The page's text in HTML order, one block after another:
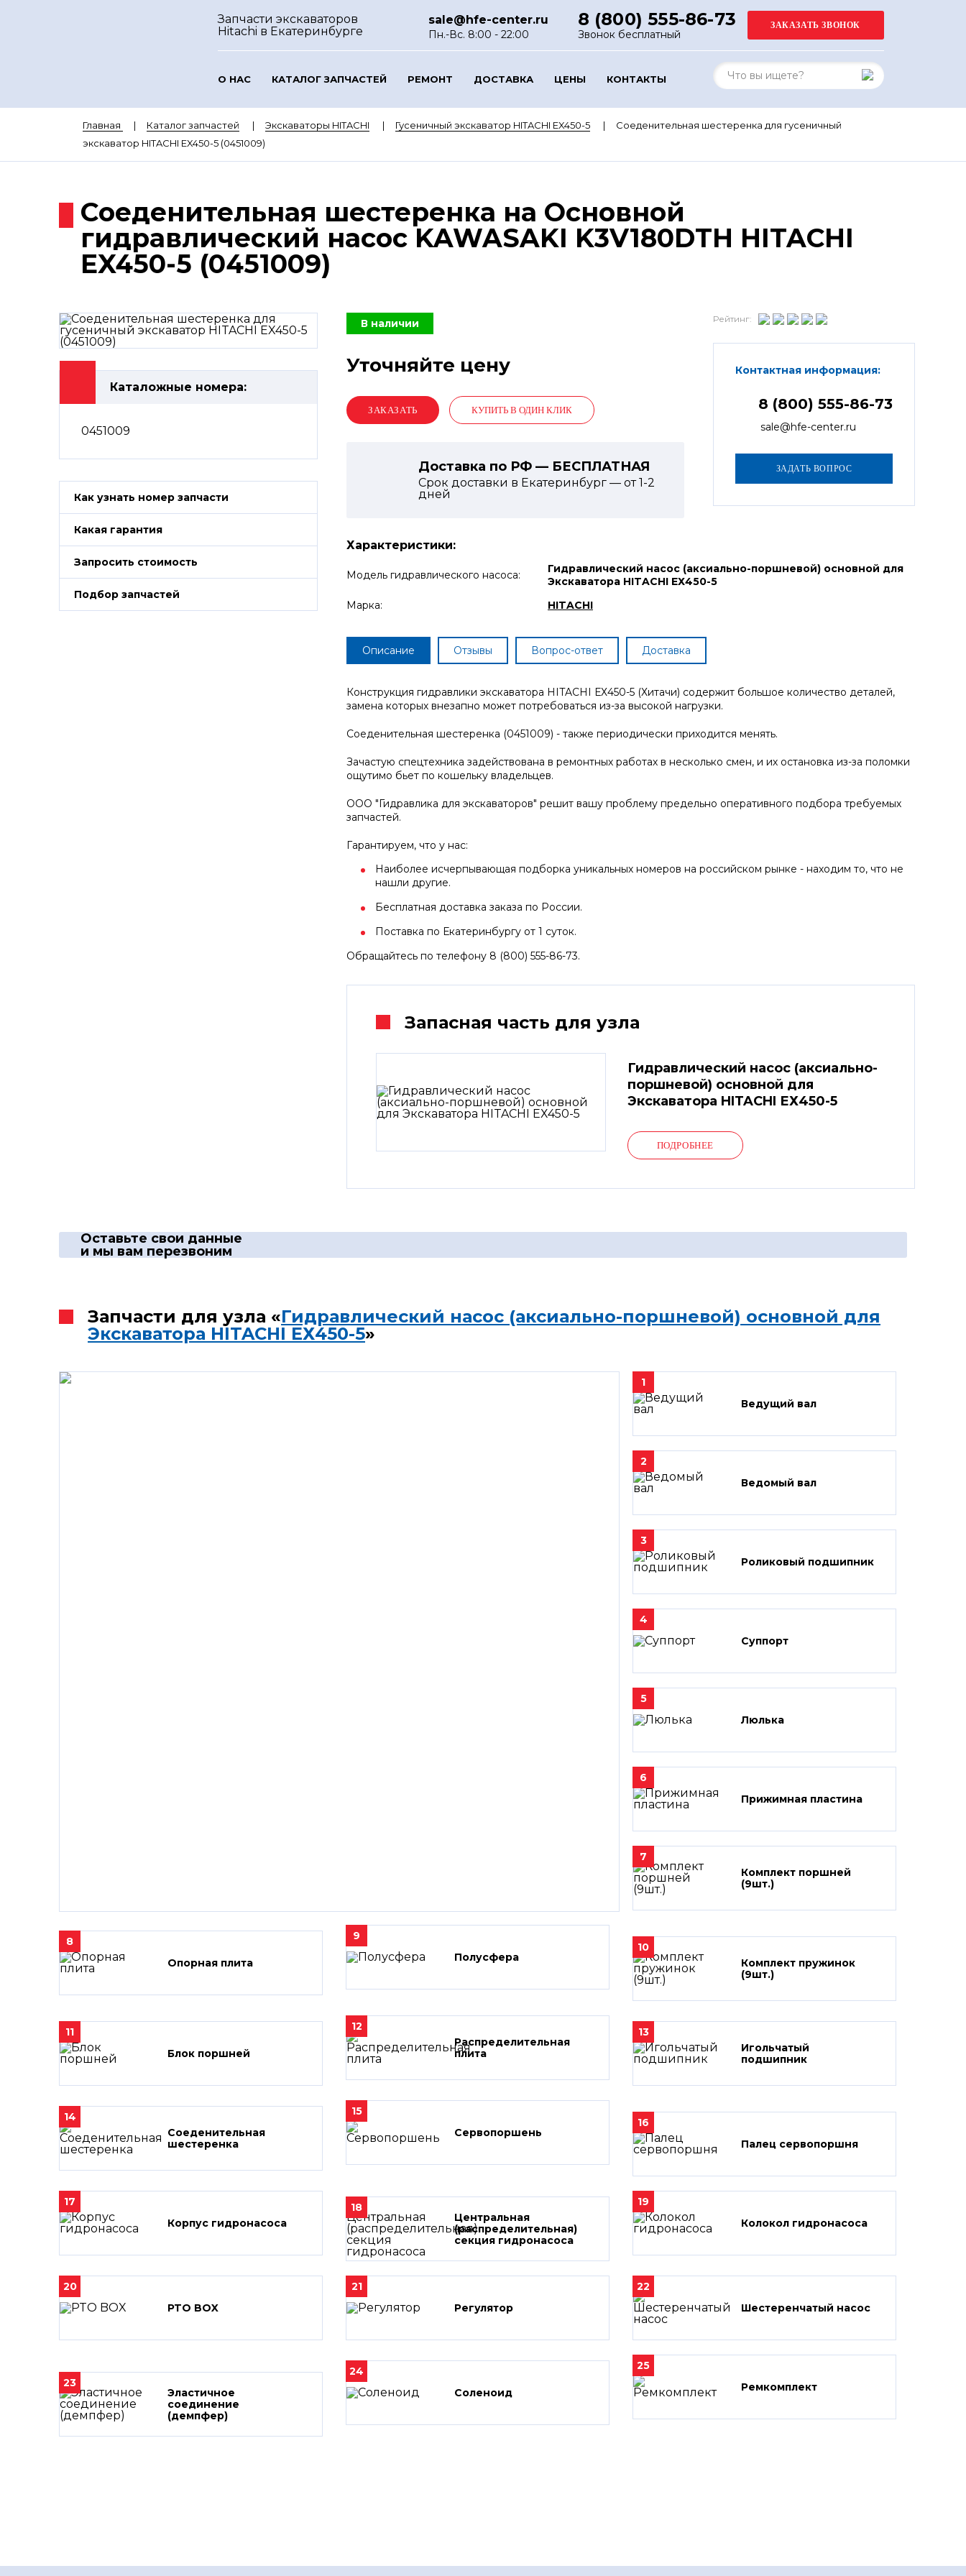
Запчасти экскаваторов
Hitachi в Екатеринбурге
sale@hfe-center.ru
Пн.-Вс. 8:00 - 22:00
8 (800) 555-86-73
Звонок бесплатный
О НАС КАТАЛОГ ЗАПЧАСТЕЙ РЕМОНТ ДОСТАВКА ЦЕНЫ КОНТАКТЫ
Главная Каталог запчастей Экскаваторы HITACHI Гусеничный экскаватор HITACHI EX450-5
Соеденительная шестеренка для гусеничный
экскаватор HITACHI EX450-5 (0451009)
Соеденительная шестеренка на Основной
гидравлический насос KAWASAKI K3V180DTH HITACHI
EX450-5 (0451009)
Каталожные номера:
0451009
Как узнать номер запчасти
Какая гарантия
Запросить стоимость
Подбор запчастей
В наличии
Уточняйте цену
КУПИТЬ В ОДИН КЛИК
Доставка по РФ — БЕСПЛАТНАЯ
Срок доставки в Екатеринбург — от1-2
дней
Рейтинг:
Контактная информация:
8 (800) 555-86-73
sale@hfe-center.ru
Характеристики:
Модель гидравлического насоса:
Гидравлический насос (аксиально-поршневой) основной для
Экскаватора HITACHI ЕХ450-5
Марка:
HITACHI
Описание Отзывы Вопрос-ответ Доставка
Конструкция гидравлики экскаватора HITACHI ЕХ450-5 (Хитачи) содержит большое количество деталей,
замена которых внезапно может потребоваться из-за высокой нагрузки.
Соеденительная шестеренка (0451009) - также периодически приходится менять.
Зачастую спецтехника задействована в ремонтных работах в несколько смен, и их остановка из-за поломки
ощутимо бьет по кошельку владельцев.
ООО "Гидравлика для экскаваторов" решит вашу проблему предельно оперативного подбора требуемых
запчастей.
Гарантируем, что у нас:
Наиболее исчерпывающая подборка уникальных номеров на российском рынке - находим то, что не
нашли другие.
Бесплатная доставка заказа по России.
Поставка по Екатеринбургу от 1 суток.
Обращайтесь по телефону 8 (800) 555-86-73.
Запасная часть для узла
Гидравлический насос (аксиально-
поршневой) основной для
Экскаватора HITACHI ЕХ450-5
ПОДРОБНЕЕ
Оставьте свои данные
и мы вам перезвоним
Запчасти для узла «Гидравлический насос (аксиально-поршневой) основной для
Экскаватора HITACHI ЕХ450-5»
1
Ведущий вал
2
Ведомый вал
3
Роликовый подшипник
4
Суппорт
5
Люлька
6
Прижимная пластина
7
Комплект поршней
(9шт.)
8
Опорная плита
9
Полусфера
10
Комплект пружинок
(9шт.)
11
Блок поршней
12
Распределительная
плита
13
Игольчатый
подшипник
14
Соеденительная
шестеренка
15
Сервопоршень
16
Палец сервопоршня
17
Корпус гидронасоса
18
Центральная
(распределительная)
секция гидронасоса
19
Колокол гидронасоса
20
PTO BOX
21
Регулятор
22
Шестеренчатый насос
23
Эластичное
соединение
(демпфер)
24
Соленоид
25
Ремкомплект